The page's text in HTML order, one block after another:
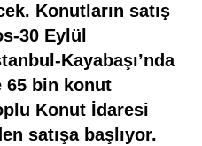
Konutların satış
30 Eylül
Kayabaşı’nda
bin konut
Konut İdaresi
satışa başlıyor.